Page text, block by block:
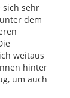
sich sehr
dem
weitaus
hinter
um auch